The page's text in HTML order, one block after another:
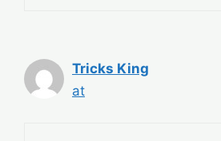
Tricks King
at